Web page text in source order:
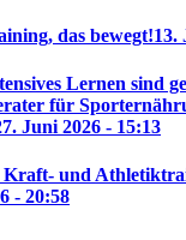
das bewegt!13.
Lernen sind
für
Juni 2026 - 15:13
Kraft- und
- 20:58